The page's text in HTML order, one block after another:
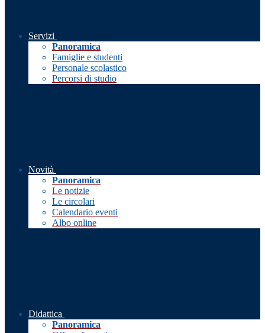
Servizi
Panoramica
Famiglie e studenti
Personale scolastico
Percorsi di studio
Novità
Panoramica
Le notizie
Le circolari
Calendario eventi
Albo online
Didattica
Panoramica